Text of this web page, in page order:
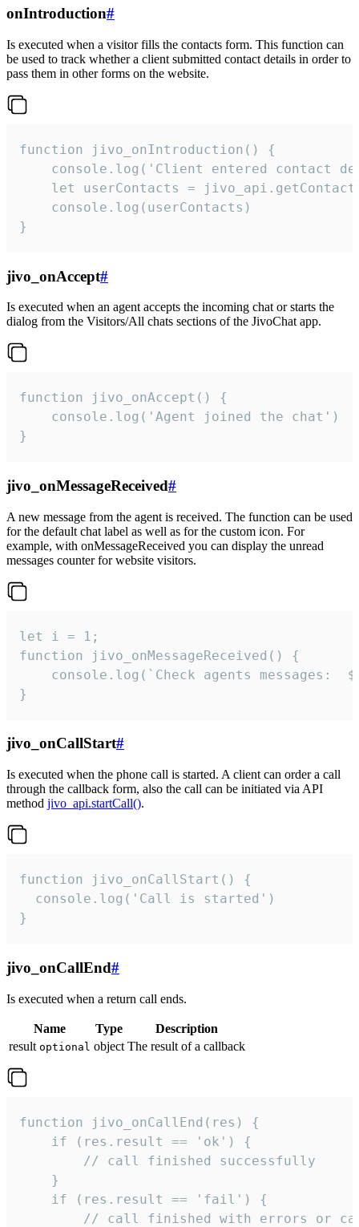
onIntroduction#
Is executed when a visitor fills the contacts form. This function can
be used to track whether a client submitted contact details in order to
pass them in other forms on the website.
function jivo_onIntroduction() {
console.log('Client entered contact
let userContacts =
    console.log(userContacts)
}
jivo_onAccept#
Is executed when an agent accepts the incoming chat or starts the
dialog from the Visitors/All chats sections of the JivoChat app.
function jivo_onAccept() {
}
jivo_onMessageReceived#
A new message from the agent is received. The function can be used
for the default chat label as well as for the custom icon. For
example, with onMessageReceived you can display the unread
messages counter for website visitors.
let i = 1;
function jivo_onMessageReceived() {
}
jivo_onCallStart#
Is executed when the phone call is started. A client can order a call
through the callback form, also the call can be initiated via API
method jivo_api.startCall().
function jivo_onCallStart() {
  console.log('Call is started')
}
jivo_onCallEnd#
Is executed when a return call ends.
Name Type
Description
result optional object The result of a callback
function jivo_onCallEnd(res) {
    if (res.result == 'ok') {
        // call finished successfully
    }
    if (res.result == 'fail') {
// call finished with errors or